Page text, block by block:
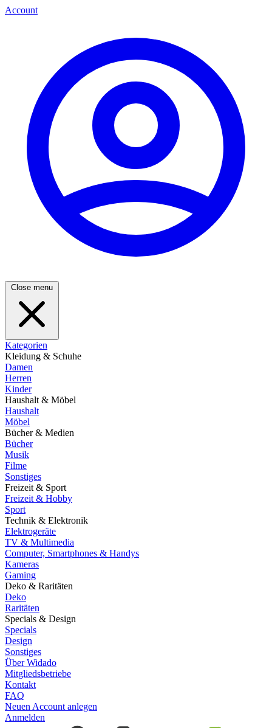
Account
Close menu
Kategorien
Kleidung & Schuhe
Damen
Herren
Kinder
Haushalt & Möbel
Haushalt
Möbel
Bücher & Medien
Bücher
Musik
Filme
Sonstiges
Freizeit & Sport
Freizeit & Hobby
Sport
Technik & Elektronik
Elektrogeräte
TV & Multimedia
Computer, Smartphones & Handys
Kameras
Gaming
Deko & Raritäten
Deko
Raritäten
Specials & Design
Specials
Design
Sonstiges
Über Widado
Mitgliedsbetriebe
Kontakt
FAQ
Neuen Account anlegen
Anmelden